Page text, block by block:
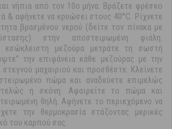
νήπια από τον 10ο μήνα. Βράζετε φρέσκο
& αφήνετε να κρυώσει στους 40°C. Ρίχνετε
βρασμένου νερού (δείτε τον πίνακα με
στην αποστειρωμένη φιάλη.
εσώκλειστη μεζούρα μετράτε τη σωστή
την επιφάνεια κάθε μεζούρας με την
μαχαιριού και προσθέστε. Κλείνετε
πώμα και αναδεύετε επιμελώς
η σκόνη. Αφαιρείτε το πώμα και
θηλή. Αφήνετε το περιεχόμενο να
την θερμοκρασία στάζοντας μερικές
του καρπού σας.